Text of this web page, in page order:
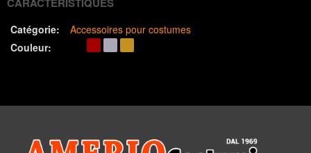
Catégorie:
Accessoires pour costumes
Couleur: